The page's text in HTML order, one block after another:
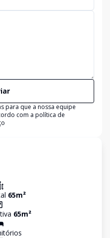
para que a nossa equipe
com a política de
65m²
65m²
s